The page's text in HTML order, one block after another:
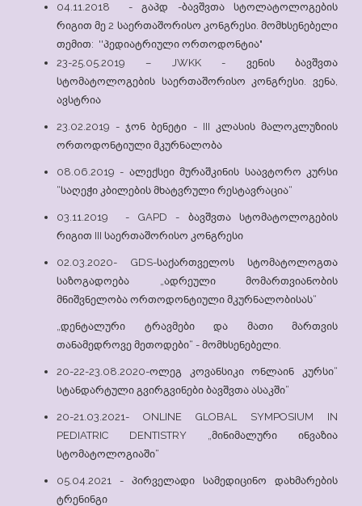
04.11.2018 - გაპდ -ბავშვთა სტოლატოლოგების
რიგით მე 2 საერთაშორისო კონგრესი. მომხსენებელი
თემით: ''პედიატრიული ორთოდონტია"
23-25.05.2019 – JWKK - ვენის ბავშვთა
სტომატოლოგების საერთაშორისო კონგრესი. ვენა,
ავსტრია
23.02.2019 - ჯონ ბენეტი - III კლასის მალოკლუზიის
ორთოდონტიული მკურნალობა
08.06.2019 - ალექსეი მურაშკინის საავტორო კურსი
“საღეჭი კბილების მხატვრული რესტავრაცია“
03.11.2019 - GAPD - ბავშვთა სტომატოლოგების
რიგით III საერთაშორისო კონგრესი
02.03.2020- GDS-საქართველოს სტომატოლოგთა
საზოგადოება „ადრეული მომართვიანობის
მნიშვნელობა ორთოდონტიული მკურნალობისას“
„დენტალური ტრავმები და მათი მართვის
თანამედროვე მეთოდები“ - მომხსენებელი.
20-22-23.08.2020-ოლეგ კოვანსიკი ონლაინ კურსი“
სტანდარტული გვირგვინები ბავშვთა ასაკში“
20-21.03.2021- ONLINE GLOBAL SYMPOSIUM IN
PEDIATRIC DENTISTRY „მინიმალური ინვაზია
სტომატოლოგიაში“
05.04.2021 - პირველადი სამედიცინო დახმარების
ტრენინგი